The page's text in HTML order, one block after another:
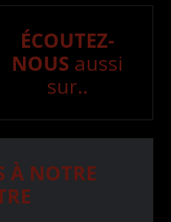
ÉCOUTEZ-
NOUS aussi
sur..
À NOTRE